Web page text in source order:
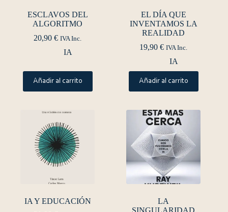
ESCLAVOS DEL
ALGORITMO
20,90€ IVA Inc.
IA
Añadir al carrito
EL DÍA QUE
INVENTAMOS LA
REALIDAD
19,90€ IVA Inc.
IA
Añadir al carrito
IA Y EDUCACIÓN
LA